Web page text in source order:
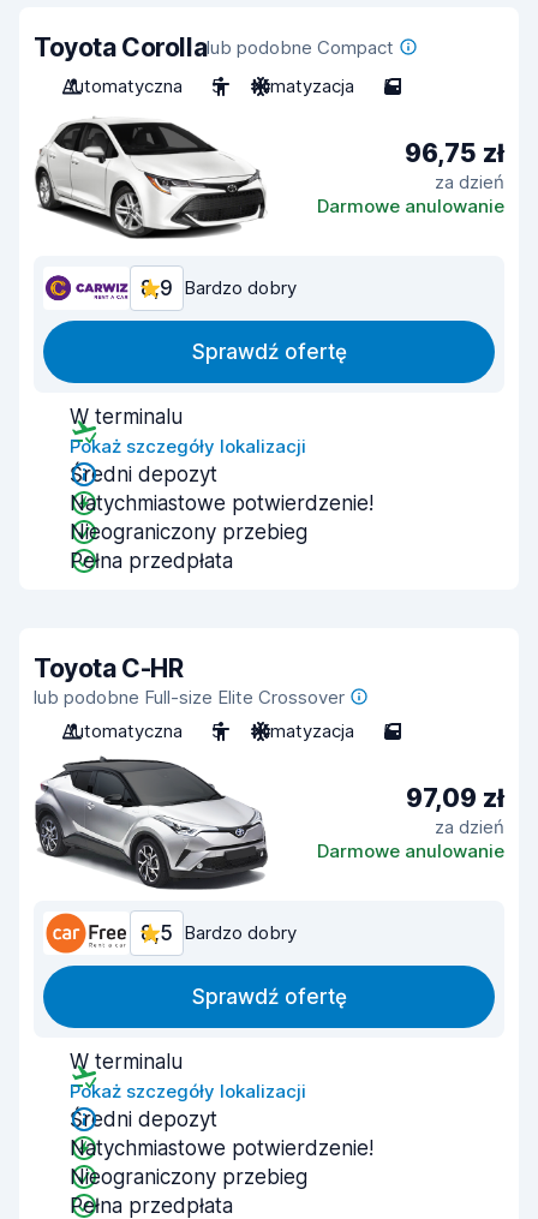
Toyota Corollalub podobne Compact
Automatyczna
5 Klimatyzacja 5
96,75 zł
za dzień
Darmowe anulowanie
8,9 Bardzo dobry
Sprawdź ofertę
W terminalu
Pokaż szczegóły lokalizacji
Średni depozyt
Natychmiastowe potwierdzenie!
Nieograniczony przebieg
Pełna przedpłata
Toyota C-HR
lub podobne Full-size Elite Crossover
Automatyczna
5 Klimatyzacja 5
97,09 zł
za dzień
Darmowe anulowanie
8,5 Bardzo dobry
Sprawdź ofertę
W terminalu
Pokaż szczegóły lokalizacji
Średni depozyt
Natychmiastowe potwierdzenie!
Nieograniczony przebieg
Pełna przedpłata